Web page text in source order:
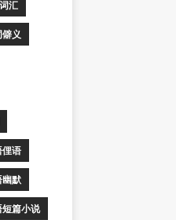
汇
义
语
默
篇小说